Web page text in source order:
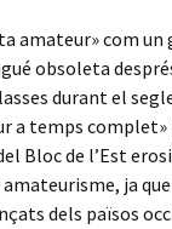
amateur» com
obsoleta
durant el
a temps
Bloc de l’Est
ja que
dels països